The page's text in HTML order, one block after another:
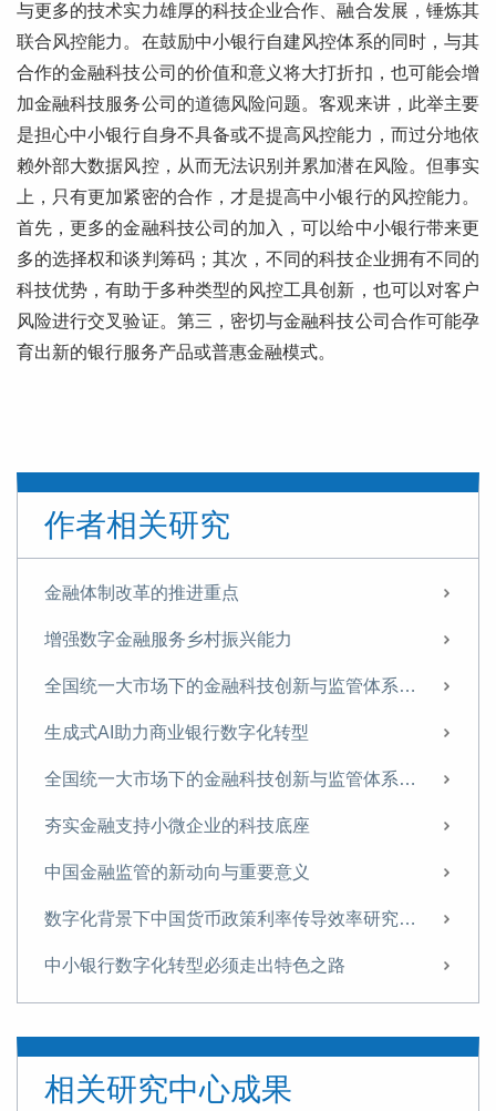
与更多的技术实力雄厚的科技企业合作、融合发展，锤炼其
联合风控能力。在鼓励中小银行自建风控体系的同时，与其
合作的金融科技公司的价值和意义将大打折扣，也可能会增
加金融科技服务公司的道德风险问题。客观来讲，此举主要
是担心中小银行自身不具备或不提高风控能力，而过分地依
赖外部大数据风控，从而无法识别并累加潜在风险。但事实
上，只有更加紧密的合作，才是提高中小银行的风控能力。
首先，更多的金融科技公司的加入，可以给中小银行带来更
多的选择权和谈判筹码；其次，不同的科技企业拥有不同的
科技优势，有助于多种类型的风控工具创新，也可以对客户
风险进行交叉验证。第三，密切与金融科技公司合作可能孕
育出新的银行服务产品或普惠金融模式。
作者相关研究
金融体制改革的推进重点
增强数字金融服务乡村振兴能力
全国统一大市场下的金融科技创新与监管体系重构
生成式AI助力商业银行数字化转型
全国统一大市场下的金融科技创新与监管体系重构
夯实金融支持小微企业的科技底座
中国金融监管的新动向与重要意义
数字化背景下中国货币政策利率传导效率研究——来自数字消费信贷市场的微观证据
中小银行数字化转型必须走出特色之路
金融科技赋能小微贷款长效机制
推动数字经济持续健康发展
相关研究中心成果